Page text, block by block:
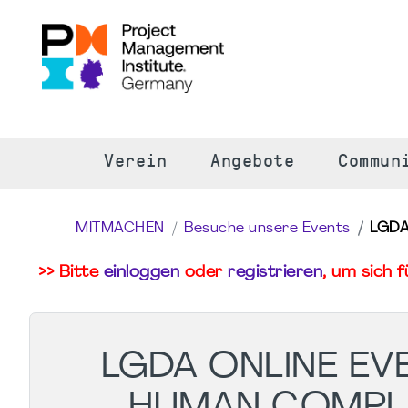
Verein Angebote
MITMACHEN Besuche unsere Events
>> Bitte einloggen oder registrieren, um sich
LGDA ONLINE